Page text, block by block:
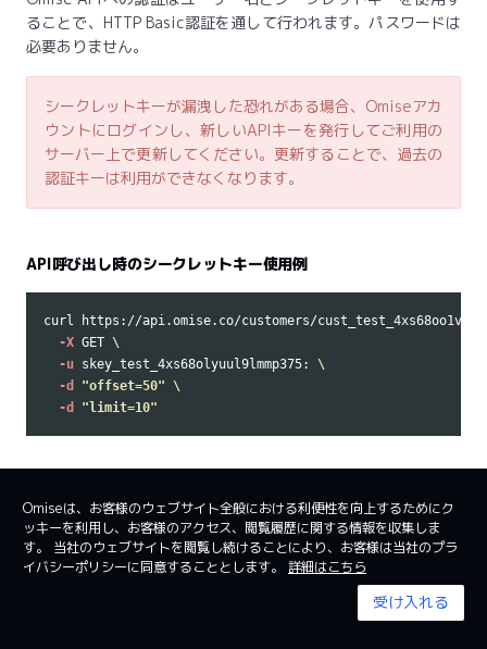
ることで、HTTP Basic認証を通して行われます。パスワードは
必要ありません。
シークレットキーが漏洩した恐れがある場合、Omiseアカ
ウントにログインし、新しいAPIキーを発行してご利用の
サーバー上で更新してください。更新することで、過去の
認証キーは利用ができなくなります。
API呼び出し時のシークレットキー使用例
curl https://api.omise.co/customers/
-X GET \
-u skey_test_4xs68olyuul9lmmp375: \
-d
"offset=50" \
-d
"limit=10"
日本 日本語
System status
Omiseは、お客様のウェブサイト全般における利便性を向上するためにク
ッキーを利用し、お客様のアクセス、閲覧履歴に関する情報を収集しま
す。 当社のウェブサイトを閲覧し続けることにより、お客様は当社のプラ
イバシーポリシーに同意することとします。 詳細はこちら
受け入れる